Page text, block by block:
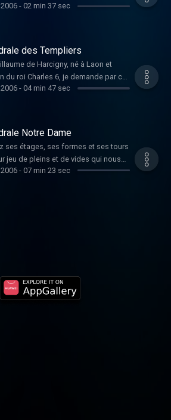
ont une résidence dans la ville de
- 02 min 37 sec
des Templiers
de Harcigny, né à Laon et
du roi Charles 6, je demande par ce
qu'on sculpte mon tombeau à
- 04 min 47 sec
Notre Dame
ses étages, ses formes et ses tours
jeu de pleins et de vides qui nous
les flèches et le ciel. Cette
- 07 min 23 sec